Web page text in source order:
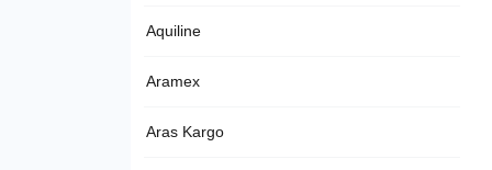
Aquiline
Aramex
Aras Kargo